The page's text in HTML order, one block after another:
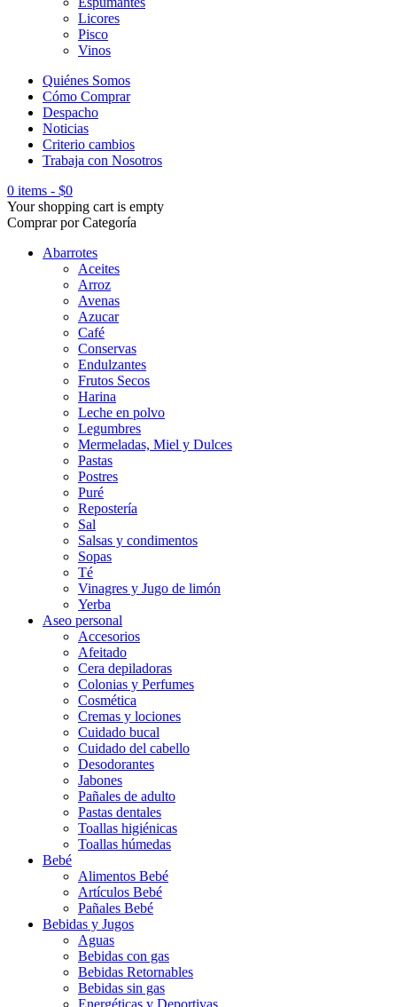
Licores
Pisco
Vinos
Quiénes Somos
Cómo Comprar
Despacho
Noticias
Criterio cambios
Trabaja con Nosotros
0 items - $0
Your shopping cart is empty
Comprar por Categoría
Abarrotes
Aceites
Arroz
Avenas
Azucar
Café
Conservas
Endulzantes
Frutos Secos
Harina
Leche en polvo
Legumbres
Mermeladas, Miel y Dulces
Pastas
Postres
Puré
Repostería
Sal
Salsas y condimentos
Sopas
Té
Vinagres y Jugo de limón
Yerba
Aseo personal
Accesorios
Afeitado
Cera depiladoras
Colonias y Perfumes
Cosmética
Cremas y lociones
Cuidado bucal
Cuidado del cabello
Desodorantes
Jabones
Pañales de adulto
Pastas dentales
Toallas higiénicas
Toallas húmedas
Bebé
Alimentos Bebé
Artículos Bebé
Pañales Bebé
Bebidas y Jugos
Aguas
Bebidas con gas
Bebidas Retornables
Bebidas sin gas
Energéticas y Deportivas